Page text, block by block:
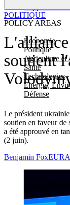
POLICY AREAS
Economie
Politique
Agriculture et
Santé
Technologies
Energie,
Défense
soutient
Le président
soutien en faveur de
a été approuvé en
(2 juin).
POLITIQUE
Benjamin Fox